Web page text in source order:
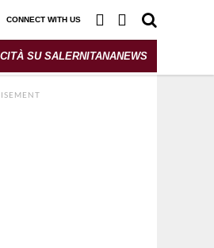
CONNECT WITH US
SU SALERNITANANEWS